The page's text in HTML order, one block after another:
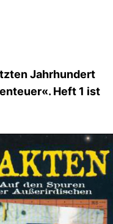
Jahrhundert
Heft 1 ist